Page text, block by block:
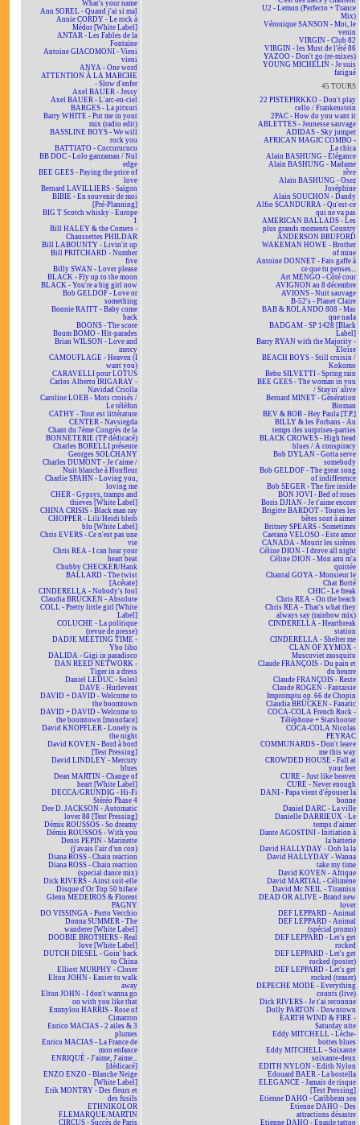
What's your name
Ann SOREL - Quand j'ai si mal
Annie CORDY - Le rock à
Médor [White Label]
ANTAR - Les Fables de la
Fontaine
Antoine GIACOMONI - Vieni
vieni
ANYA - One word
ATTENTION À LA MARCHE
- Slow d'enfer
Axel BAUER - Jessy
Axel BAUER - L'arc-en-ciel
BARGES - La pitxuri
Barry WHITE - Put me in your
mix (radio edit)
BASSLINE BOYS - We will
rock you
BATTIATO - Cuccurucucu
BB DOC - Lolo ganzaman / Nul
edge
BEE GEES - Paying the price of
love
Bernard LAVILLIERS - Saïgon
BIBIE - En souvenir de moi
[Pré-Planning]
BIG T Scotch whisky - Europe
1
Bill HALEY & the Comets -
Chaussettes PHILDAR
Bill LABOUNTY - Livin'it up
Bill PRITCHARD - Number
five
Billy SWAN - Lover please
BLACK - Fly up to the moon
BLACK - You're a big girl now
Bob GELDOF - Love or
something
Bonnie RAITT - Baby come
back
BOONS - The score
Boum BOMO - Hit-parades
Brian WILSON - Love and
mercy
CAMOUFLAGE - Heaven (I
want you)
CARAVELLI pour LOTUS
Carlos Alberto IRIGARAY -
Navidad Criolla
Caroline LOEB - Mots croisés /
Le téléfon
CATHY - Tout est littérature
CENTER - Navsiegda
Chant du 7ème Congrès de la
BONNETERIE (TP dédicacé)
Charles BORELLI présente
Georges SOLCHANY
Charles DUMONT - Je t'aime /
Nuit blanche à Honfleur
Charlie SPAHN - Loving you,
loving me
CHER - Gypsys, tramps and
thieves [White Label]
CHINA CRISIS - Black man ray
CHOPPER - Lili/Heidi bleib
blu [White Label]
Chris EVERS - Ce n'est pas une
vie
Chris REA - I can hear your
heart beat
Chubby CHECKER/Hank
BALLARD - The twist
[Acétate]
CINDERELLA - Nobody's fool
Claudia BRÜCKEN - Absolute
COLL - Pretty little girl [White
Label]
COLUCHE - La politique
(revue de presse)
DADJE MEETING TIME -
Ybo libo
DALIDA - Gigi in paradisco
DAN REED NETWORK -
Tiger in a dress
Daniel LEDUC - Soleil
DAVE - Hurlevent
DAVID + DAVID - Welcome to
the boomtown
DAVID + DAVID - Welcome to
the boomtown [monoface]
David KNOPFLER - Lonely is
the night
David KOVEN - Bord à bord
[Test Pressing]
David LINDLEY - Mercury
blues
Dean MARTIN - Change of
heart [White Label]
DECCA/GRUNDIG - Hi-Fi
Stéréo Phase 4
Dee D. JACKSON - Automatic
lover 88 [Test Pressing]
Démis ROUSSOS - So dreamy
Démis ROUSSOS - With you
Denis PEPIN - Marinette
(j'avais l'air d'un con)
Diana ROSS - Chain reaction
Diana ROSS - Chain reaction
(special dance mix)
Dick RIVERS - Ainsi soit-elle
Disque d'Or Top 50 biface
Glenn MEDEIROS & Florent
PAGNY
DO VISSINGA - Porto Vecchio
Donna SUMMER - The
wanderer [White Label]
DOOBIE BROTHERS - Real
love [White Label]
DUTCH DIESEL - Goin' back
to China
Elliott MURPHY - Closer
Elton JOHN - Easier to walk
away
Elton JOHN - I don't wanna go
on with you like that
Emmylou HARRIS - Rose of
Cimarron
Enrico MACIAS - 2 ailes & 3
plumes
Enrico MACIAS - La France de
mon enfance
ENRIQUÉ - J'aime, J'aime...
[dédicacé]
ENZO ENZO - Blanche Neige
[White Label]
Erik MONTRY - Des fleurs et
des fusils
ETHNIKOLOR
F.LEMARQUE/MARTIN
CIRCUS - Succès de Paris
U2 - Lemon (Perfecto + Trance
Mix)
Véronique SANSON - Moi, le
venin
VIRGIN - Club 82
VIRGIN - les Must de l'été 86
YAZOO - Don't go (re-mixes)
YOUNG MICHELIN - Je suis
fatigué
45 TOURS
22 PISTEPIRKKO - Don't play
cello / Frankenstein
2PAC - How do you want it
ABLETTES - Jeunesse sauvage
ADIDAS - Sky jumper
AFRICAN MAGIC COMBO -
La chica
Alain BASHUNG - Élégance
Alain BASHUNG - Madame
rêve
Alain BASHUNG - Osez
Joséphine
Alain SOUCHON - Dandy
Alfio SCANDURRA - Qu'est-ce
qui ne va pas
AMERICAN BALLADS - Les
plus grands moments Country
ANDERSON BRUFORD
WAKEMAN HOWE - Brother
of mine
Antoine DONNET - Fais gaffe à
ce que tu penses...
Art MENGO - Côté cour
AVIGNON au 8 décembre
AVIONS - Nuit sauvage
B-52's - Planet Claire
BAB & ROLANDO 808 - Mas
que nada
BADGAM - SP 1428 [Black
Label]
Barry RYAN with the Majority -
Eloïse
BEACH BOYS - Still cruisin /
Kokomo
Bebu SILVETTI - Spring rain
BEE GEES - The woman in you
/ Stayin' alive
Bernard MINET - Génération
Bioman
BEV & BOB - Hey Paula [T.P.]
BILLY & les Forbans - Au
temps des surprises-parties
BLACK CROWES - High head
blues / A conspiracy
Bob DYLAN - Gotta serve
somebody
Bob GELDOF - The great song
of indifference
Bob SEGER - The fire inside
BON JOVI - Bed of roses
Boris DJIAN - Je t'aime encore
Brigitte BARDOT - Toutes les
bêtes sont à aimer
Britney SPEARS - Sometimes
Caetano VELOSO - Este amor
CANADA - Mourir les sirènes
Céline DION - I drove all night
Céline DION - Mon ami m'a
quittée
Chantal GOYA - Monsieur le
Chat Botté
CHIC - Le freak
Chris REA - On the beach
Chris REA - That's what they
always say (rainbow mix)
CINDERELLA - Heartbreak
station
CINDERELLA - Shelter me
CLAN OF XYMOX -
Muscoviet mosquito
Claude FRANÇOIS - Du pain et
du beurre
Claude FRANÇOIS - Reste
Claude ROGEN - Fantaisie
Impromptu op. 66 de Chopin
Claudia BRÜCKEN - Fanatic
COCA-COLA French Rock -
Téléphone + Starshooter
COCA-COLA Nicolas
PEYRAC
COMMUNARDS - Don't leave
me this way
CROWDED HOUSE - Fall at
your feet
CURE - Just like heaven
CURE - Never enough
DANI - Papa vient d'épouser la
bonne
Daniel DARC - La ville
Danielle DARRIEUX - Le
temps d'aimer
Dante AGOSTINI - Initiation à
la batterie
David HALLYDAY - Ooh la la
David HALLYDAY - Wanna
take my time
David KOVEN - Afrique
David MARTIAL - Célimène
David Mc NEIL - Tiramisu
DEAD OR ALIVE - Brand new
lover
DEF LEPPARD - Animal
DEF LEPPARD - Animal
(spécial promo)
DEF LEPPARD - Let's get
rocked
DEF LEPPARD - Let's get
rocked (poster)
DEF LEPPARD - Let's get
rocked (teaser)
DEPECHE MODE - Everything
counts (live)
Dick RIVERS - Je t'ai reconnue
Dolly PARTON - Downtown
EARTH WIND & FIRE -
Saturday nite
Eddy MITCHELL - Lèche-
bottes blues
Eddy MITCHELL - Soixante
soixante-deux
EDITH NYLON - Edith Nylon
Edouard BAER - La bostella
ELEGANCE - Jamais de risque
[Test Pressing]
Etienne DAHO - Caribbean sea
Etienne DAHO - Des
attractions désastre
Etienne DAHO - Epaule tattoo